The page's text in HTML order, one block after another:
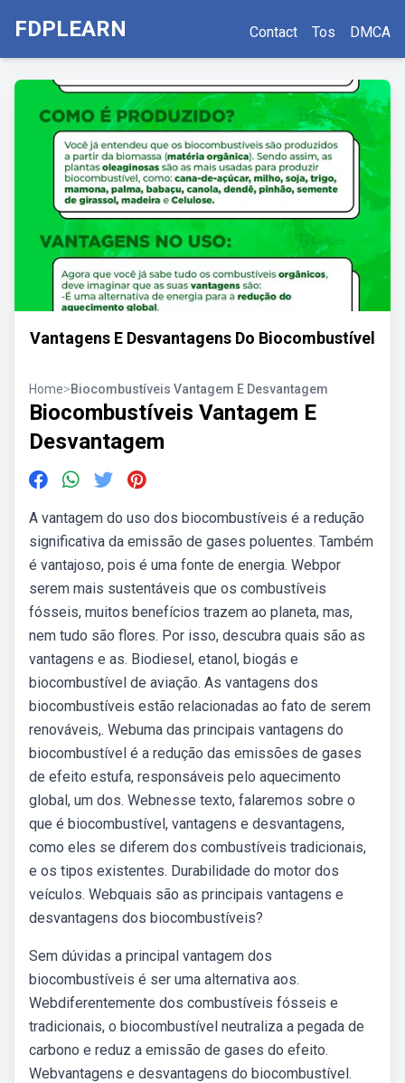
FDPLEARN Contact Tos DMCA
Vantagens E Desvantagens Do Biocombustível
Home>Biocombustíveis Vantagem E Desvantagem
Biocombustíveis Vantagem E
Desvantagem
A vantagem do uso dos biocombustíveis é a redução
significativa da emissão de gases poluentes. Também
é vantajoso, pois é uma fonte de energia. Webpor
serem mais sustentáveis que os combustíveis
fósseis, muitos benefícios trazem ao planeta, mas,
nem tudo são flores. Por isso, descubra quais são as
vantagens e as. Biodiesel, etanol, biogás e
biocombustível de aviação. As vantagens dos
biocombustíveis estão relacionadas ao fato de serem
renováveis,. Webuma das principais vantagens do
biocombustível é a redução das emissões de gases
de efeito estufa, responsáveis pelo aquecimento
global, um dos. Webnesse texto, falaremos sobre o
que é biocombustível, vantagens e desvantagens,
como eles se diferem dos combustíveis tradicionais,
e os tipos existentes. Durabilidade do motor dos
veículos. Webquais são as principais vantagens e
desvantagens dos biocombustíveis?
Sem dúvidas a principal vantagem dos
biocombustíveis é ser uma alternativa aos.
Webdiferentemente dos combustíveis fósseis e
tradicionais, o biocombustível neutraliza a pegada de
carbono e reduz a emissão de gases do efeito.
Webvantagens e desvantagens do biocombustível.